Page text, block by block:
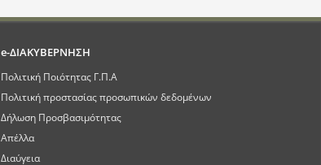
e-ΔΙΑΚΥΒΕΡΝΗΣΗ
Πολιτική Ποιότητας Γ.Π.Α
Πολιτική προστασίας προσωπικών δεδομένων
Δήλωση Προσβασιμότητας
Απέλλα
Διαύγεια